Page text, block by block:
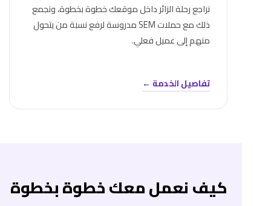
نراجع رحلة الزائر داخل موقعك خطوة بخطوة، ونجمع
ذلك مع حملات SEM مدروسة لرفع نسبة من يتحول
منهم إلى عميل فعلي.
تفاصيل الخدمة ←
كيف نعمل معك خطوة بخطوة